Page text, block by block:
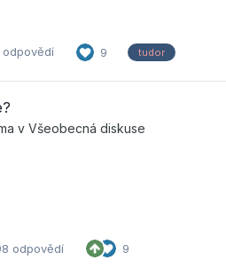
odpovědí 9 tudor
v Všeobecná diskuse
odpovědí 9